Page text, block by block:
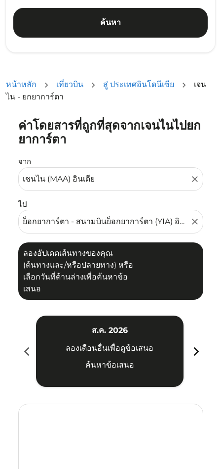
ค้นหา
หน้าหลัก เที่ยวบิน สู่ ประเทศอินโดนีเซีย
เจน
ไน - ยกยาการ์ตา
ค่าโดยสารที่ถูกที่สุดจากเจนไนไปยก
ยาการ์ตา
จาก
close
ไป
close
ลองอัปเดตเส้นทางของคุณ
(ต้นทางและ/หรือปลายทาง) หรือ
เลือกวันที่ด้านล่างเพื่อค้นหาข้อ
เสนอ
ลองอัปเดตเส้นทางของคุณ (ต้นทางและ/หรือปลายทาง) หรื
chevron_left
ส.ค. 2026
ลองเดือนอื่นเพื่อดูข้อเสนอ
ค้นหาข้อเสนอ
chevron_right